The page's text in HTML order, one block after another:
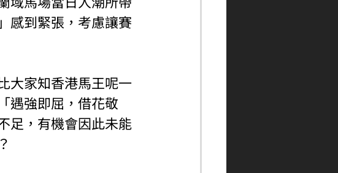
感到緊張，考慮讓賽
大家知香港馬王呢一
遇強即屈，借花敬
足，有機會因此未能